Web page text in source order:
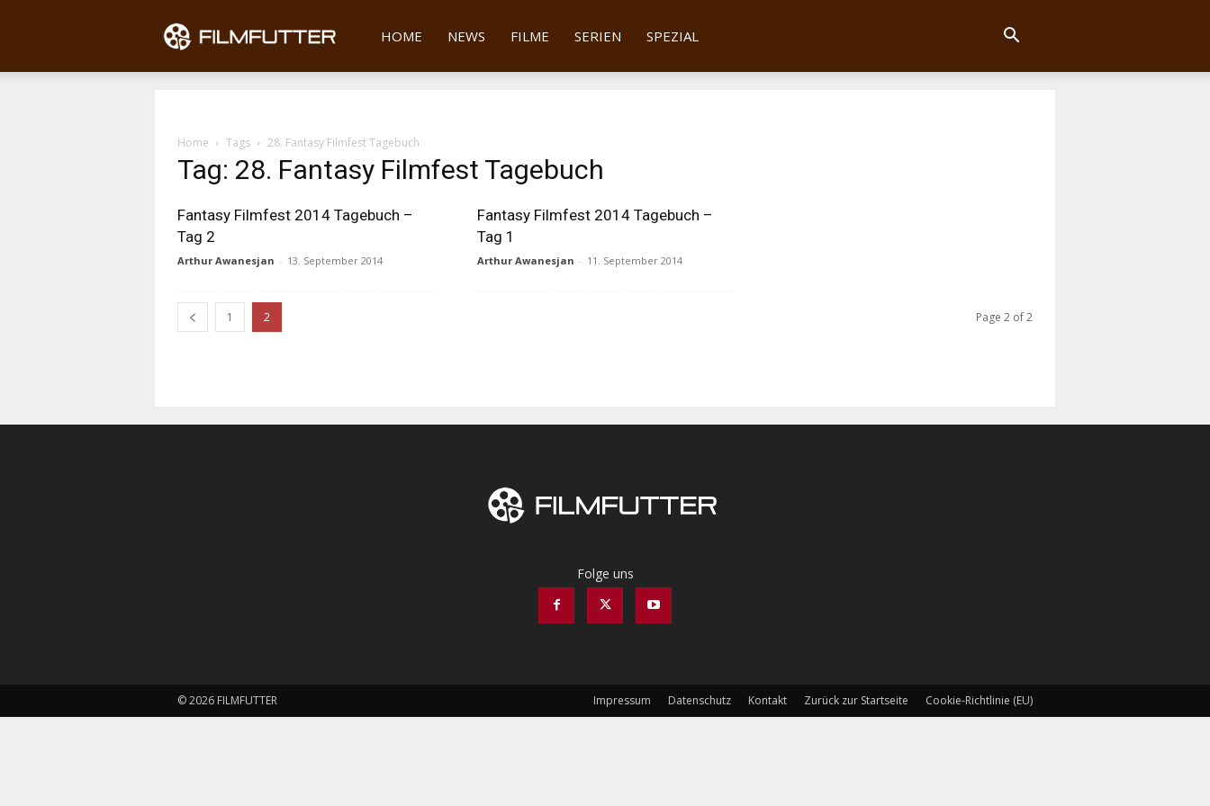
Filmfutter
HOME NEWS FILME SERIEN SPEZIAL
Home Tags 28. Fantasy Filmfest Tagebuch
Tag: 28. Fantasy Filmfest Tagebuch
Fantasy Filmfest 2014 Tagebuch –
Tag 2
Arthur Awanesjan - 13. September 2014
Fantasy Filmfest 2014 Tagebuch –
Tag 1
Arthur Awanesjan - 11. September 2014
1 2 Page 2 of 2
Folge uns
Impressum Datenschutz Kontakt Zurück zur Startseite Cookie-Richtlinie (EU)
© 2026 FILMFUTTER